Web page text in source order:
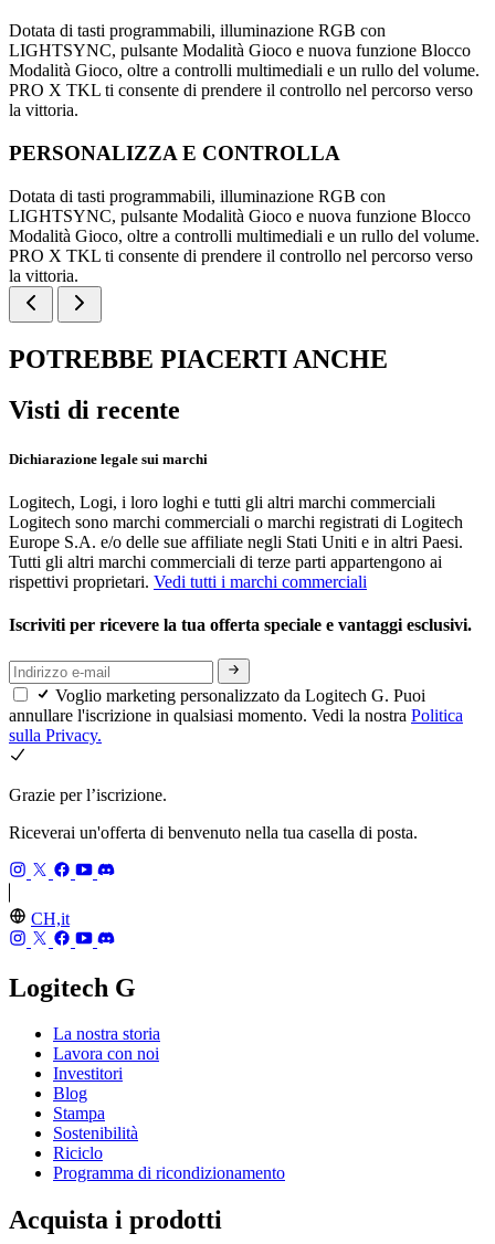
Dotata di tasti programmabili, illuminazione RGB con
LIGHTSYNC, pulsante Modalità Gioco e nuova funzione Blocco
Modalità Gioco, oltre a controlli multimediali e un rullo del volume.
PRO X TKL ti consente di prendere il controllo nel percorso verso
la vittoria.
PERSONALIZZA E CONTROLLA
Dotata di tasti programmabili, illuminazione RGB con
LIGHTSYNC, pulsante Modalità Gioco e nuova funzione Blocco
Modalità Gioco, oltre a controlli multimediali e un rullo del volume.
PRO X TKL ti consente di prendere il controllo nel percorso verso
la vittoria.
POTREBBE PIACERTI ANCHE
Visti di recente
Dichiarazione legale sui marchi
Logitech, Logi, i loro loghi e tutti gli altri marchi commerciali
Logitech sono marchi commerciali o marchi registrati di Logitech
Europe S.A. e/o delle sue affiliate negli Stati Uniti e in altri Paesi.
Tutti gli altri marchi commerciali di terze parti appartengono ai
rispettivi proprietari. Vedi tutti i marchi commerciali
Iscriviti per ricevere la tua offerta speciale e vantaggi esclusivi.
Voglio marketing personalizzato da Logitech G. Puoi
annullare l'iscrizione in qualsiasi momento. Vedi la nostra Politica
sulla Privacy.
Grazie per l’iscrizione.
Riceverai un'offerta di benvenuto nella tua casella di posta.
CH,it
Logitech G
La nostra storia
Lavora con noi
Investitori
Blog
Stampa
Sostenibilità
Riciclo
Programma di ricondizionamento
Acquista i prodotti